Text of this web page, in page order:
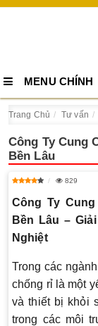
MENU CHÍNH
Trang Chủ Tư vấn
Công Ty Cung
Bền Lâu
829
Công Ty
Bền Lâu –
Nghiệt
Trong các
chống rỉ là một
và thiết bị khỏi
trong các môi